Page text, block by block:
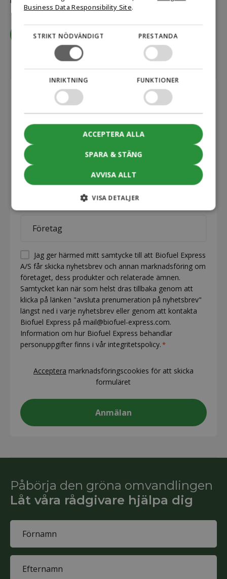
Kontakta oss
Anmäl dig till vårt nyhetsbrev
First
name
*
Last
name
*
E-
*
Permission
(visible)
*
Jag ger härmed mitt samtycke till att Biofuel Express
A/S får skicka nyhetsbrev och annan marknadsföring om
företaget, dess produkter och relaterade ämnen.
Samtycket kan när som helst dras tillbaka genom att
klicka på länken "avsluta prenumeration på nyhetsbrev"
längst ned i varje nyhetsbrev eller genom att kontakta
Biofuel Express på mail@biofuel-express.com.
Information om hur Biofuel Express behandlar
personuppgifter finns i vår integritetspolicy.*
Acceptera marknadsföringscookies för att skicka
formuläret
Påbörja den gröna omvandlingen
Låt våra rådgivare hjälpa dig
(Obligatoriskt)
First
name
Business Data Responsibility Site.
STRIKT NÖDVÄNDIGT PRESTANDA
INRIKTNING FUNKTIONER
SPARA & STÄNG
ACCEPTERA ALLA
AVVISA ALLT
VISA DETALJER